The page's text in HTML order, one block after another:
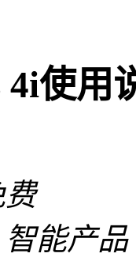
4i使用
费
智能产品